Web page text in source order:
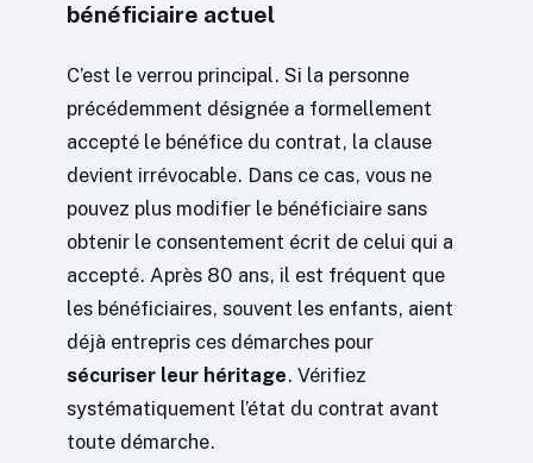
bénéficiaire actuel
C’est le verrou principal. Si la personne
précédemment désignée a formellement
accepté le bénéfice du contrat, la clause
devient irrévocable. Dans ce cas, vous ne
pouvez plus modifier le bénéficiaire sans
obtenir le consentement écrit de celui qui a
accepté. Après 80 ans, il est fréquent que
les bénéficiaires, souvent les enfants, aient
déjà entrepris ces démarches pour
sécuriser leur héritage. Vérifiez
systématiquement l’état du contrat avant
toute démarche.